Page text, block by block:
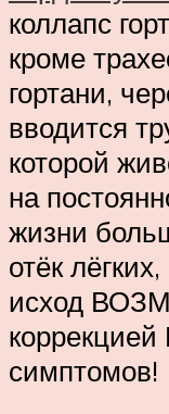
коллапс
кроме
гортани,
вводится
которой
на
жизни
отёк
исход
симптомов!